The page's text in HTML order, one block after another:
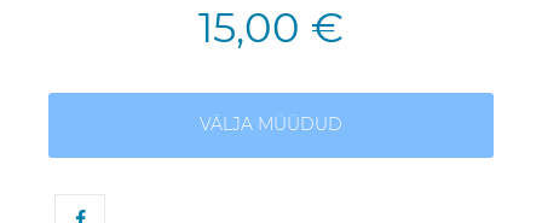
15,00 €
VÄLJA MÜÜDUD